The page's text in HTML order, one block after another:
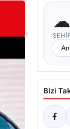
☁
Bizi